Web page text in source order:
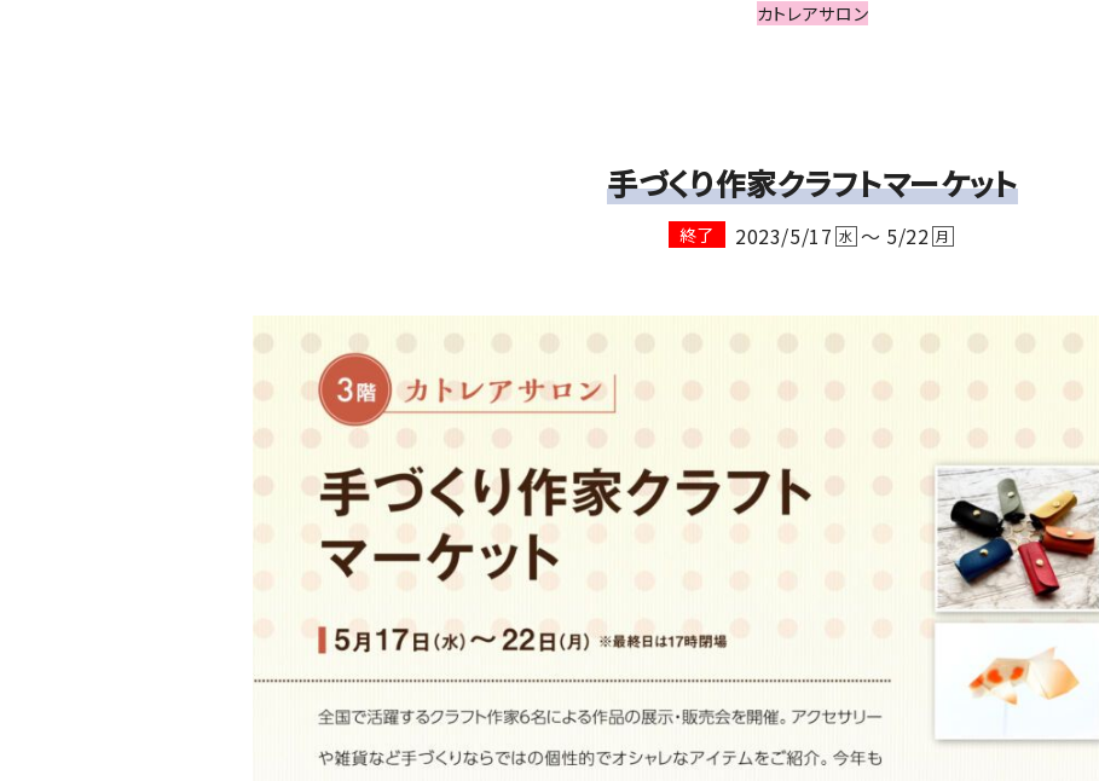
カトレアサロン
手づくり作家クラフトマーケット
終了 2023/5/17 水 ～ 5/22 月